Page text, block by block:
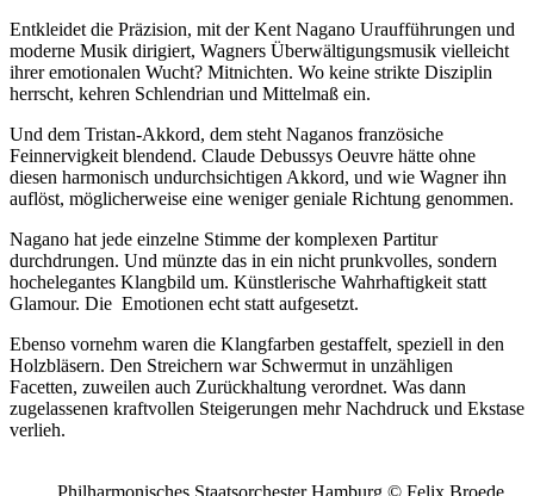
Entkleidet die Präzision, mit der Kent Nagano Uraufführungen und
moderne Musik dirigiert, Wagners Überwältigungsmusik vielleicht
ihrer emotionalen Wucht? Mitnichten. Wo keine strikte Disziplin
herrscht, kehren Schlendrian und Mittelmaß ein.
Und dem Tristan-Akkord, dem steht Naganos französiche
Feinnervigkeit blendend. Claude Debussys Oeuvre hätte ohne
diesen harmonisch undurchsichtigen Akkord, und wie Wagner ihn
auflöst, möglicherweise eine weniger geniale Richtung genommen.
Nagano hat jede einzelne Stimme der komplexen Partitur
durchdrungen. Und münzte das in ein nicht prunkvolles, sondern
hochelegantes Klangbild um. Künstlerische Wahrhaftigkeit statt
Glamour. Die Emotionen echt statt aufgesetzt.
Ebenso vornehm waren die Klangfarben gestaffelt, speziell in den
Holzbläsern. Den Streichern war Schwermut in unzähligen
Facetten, zuweilen auch Zurückhaltung verordnet. Was dann
zugelassenen kraftvollen Steigerungen mehr Nachdruck und Ekstase
verlieh.
Philharmonisches Staatsorchester Hamburg © Felix Broede